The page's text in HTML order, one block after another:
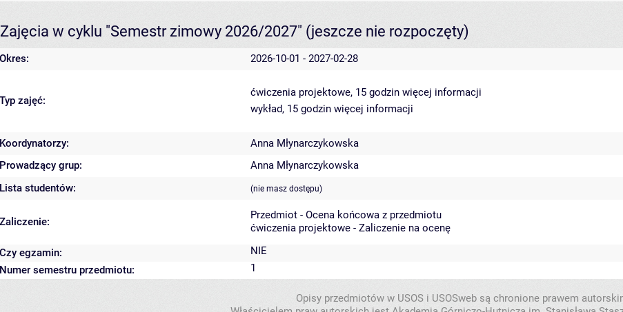
Zajęcia w cyklu "Semestr zimowy 2026/2027" (jeszcze nie rozpoczęty)
Okres: 2026-10-01 - 2027-02-28
Typ zajęć:
ćwiczenia projektowe, 15 godzin więcej informacji
wykład, 15 godzin więcej informacji
Koordynatorzy:
Anna Młynarczykowska
Prowadzący grup:
Anna Młynarczykowska
Lista studentów:
(nie masz dostępu)
Zaliczenie:
Przedmiot - Ocena końcowa z przedmiotu
ćwiczenia projektowe - Zaliczenie na ocenę
Czy egzamin:
NIE
Numer semestru przedmiotu:
1
Opisy przedmiotów w USOS i USOSweb są chronione prawem